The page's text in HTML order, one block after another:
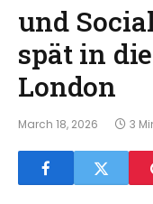
und
spät in
London
March 18, 2026 3